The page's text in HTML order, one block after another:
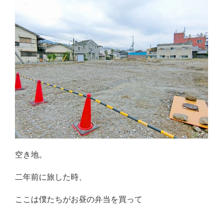
空き地。
二年前に旅した時、
ここは僕たちがお昼の弁当を買って